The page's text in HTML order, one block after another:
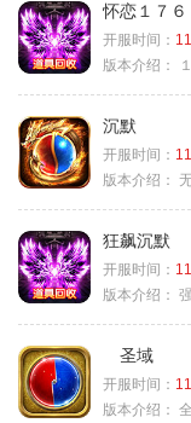
怀恋１７６
开服时间：
版本介绍：
沉默
开服时间：
版本介绍：
狂飙沉默
开服时间：
版本介绍：
圣域
开服时间：
版本介绍：